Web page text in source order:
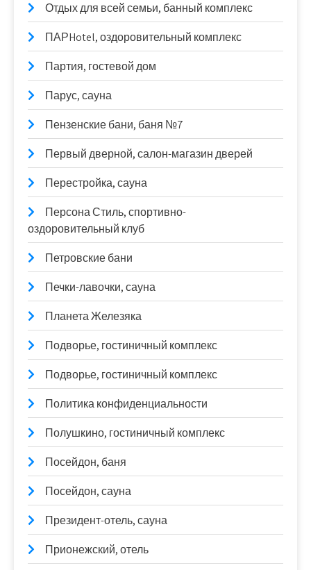
Отдых для всей семьи, банный комплекс
ПАРHotel, оздоровительный комплекс
Партия, гостевой дом
Парус, сауна
Пензенские бани, баня №7
Первый дверной, салон-магазин дверей
Перестройка, сауна
Персона Стиль, спортивно-
оздоровительный клуб
Петровские бани
Печки-лавочки, сауна
Планета Железяка
Подворье, гостиничный комплекс
Подворье, гостиничный комплекс
Политика конфиденциальности
Полушкино, гостиничный комплекс
Посейдон, баня
Посейдон, сауна
Президент-отель, сауна
Прионежский, отель